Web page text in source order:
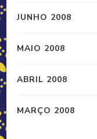
JUNHO 2008
MAIO 2008
ABRIL 2008
MARÇO 2008